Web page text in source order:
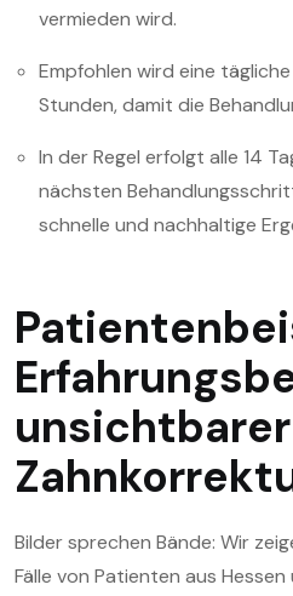
vermieden wird.
Empfohlen wird eine
Stunden, damit die
In der Regel erfolgt alle 14
nächsten
schnelle und nachhaltige
unsichtbarer
Bilder sprechen Bände: Wir
Fälle von Patienten aus